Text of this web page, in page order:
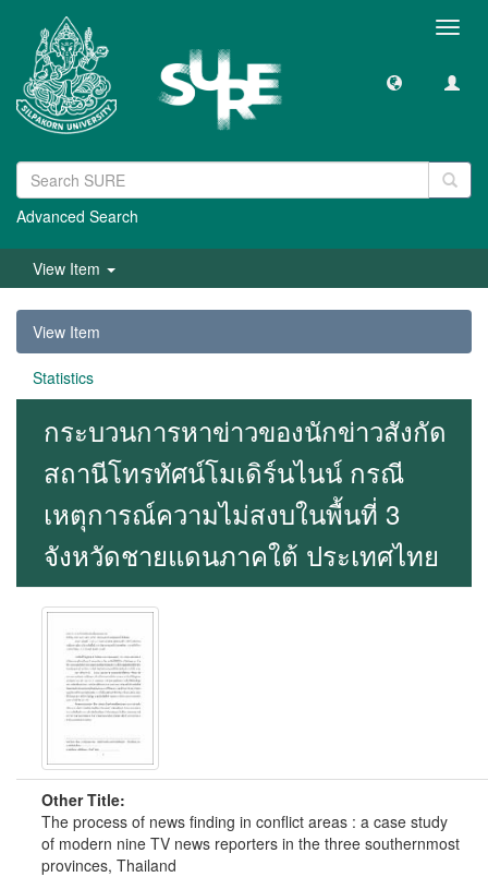
Advanced Search
View Item
View Item
Statistics
กระบวนการหาข่าวของนักข่าวสังกัด
สถานีโทรทัศน์โมเดิร์นไนน์ กรณี
เหตุการณ์ความไม่สงบในพื้นที่ 3
จังหวัดชายแดนภาคใต้ ประเทศไทย
Other Title:
The process of news finding in conflict areas : a case study
of modern nine TV news reporters in the three southernmost
provinces, Thailand